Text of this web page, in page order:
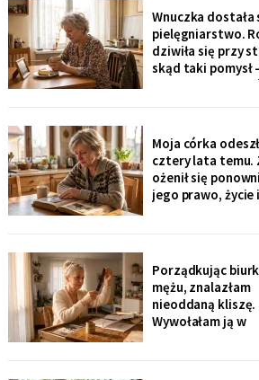
jedenaście
Rozpoznałam
pisma córki - ma
kawalerkę pod
„Mamo, bez
Wnuczka dostała
pielęgniarstwo.
dziwiła się przy
skąd taki pomysł -
przecież mogła
podnosząc głowy
talerza: „bo
jak babcia trzy
zajmowała się
Też chcę tak
Moja córka
cztery lata temu.
ożenił się
jego prawo, życie
ścian, „bo ciocia
na nie patrzeć".
mały album -
do tornistra jak
Porządkując
mężu, znalazłam
nieoddaną kliszę.
Wywołałam ją w